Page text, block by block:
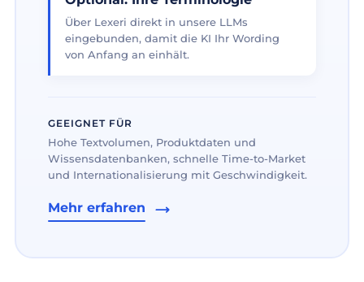
Über Lexeri direkt in unsere LLMs
eingebunden, damit die KI Ihr Wording
von Anfang an einhält.
GEEIGNET FÜR
Hohe Textvolumen, Produktdaten und
Wissensdatenbanken, schnelle Time-to-Market
und Internationalisierung mit Geschwindigkeit.
Mehr erfahren